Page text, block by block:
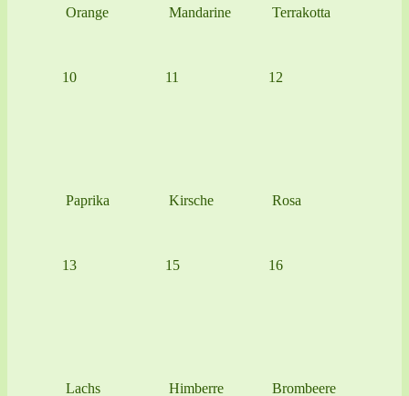
Orange Mandarine Terrakotta
10
Paprika
11
Kirsche
12
Rosa
13
Lachs
15
Himberre
16
Brombeere